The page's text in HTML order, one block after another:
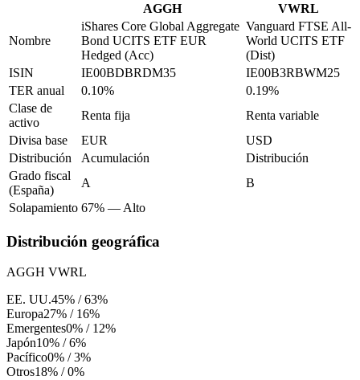
AGGH VWRL
Nombre
iShares Core Global Aggregate
Bond UCITS ETF EUR
Hedged (Acc)
Vanguard FTSE All-
World UCITS ETF
(Dist)
ISIN
IE00BDBRDM35
IE00B3RBWM25
TER anual
0.10%
0.19%
Clase de
activo
Renta fija
Renta variable
Divisa base
EUR
USD
Distribución
Acumulación
Distribución
Grado fiscal
(España)
A
B
Solapamiento 67% — Alto
Distribución geográfica
AGGH VWRL
EE. UU.45% /63%
Europa27% / 16%
Emergentes0% / 12%
Japón10% /6%
Pacífico0% /3%
Otros18% /0%